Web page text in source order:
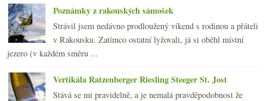
Poznámky z rakouských sámošek
Strávil jsem nedávno prodloužený víkend s rodinou a přáteli
v Rakousku. Zatímco ostatní lyžovali, já si oběhl místní
jezero (v každém směru ...
Vertikála Ratzenberger Riesling Steeger St. Jost
Stává se mi pravidelně, a je nemalá pravděpodobnost že